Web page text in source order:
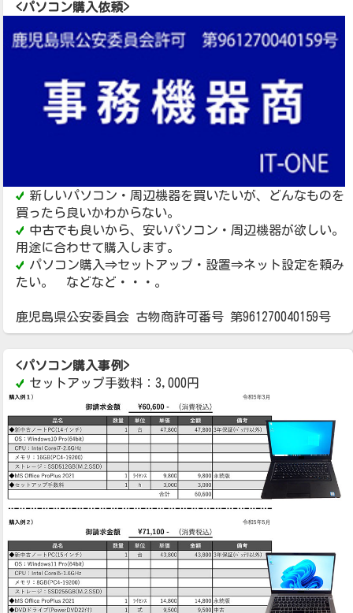
<パソコン購入依頼>
新しいパソコン・周辺機器を買いたいが、どんなものを
買ったら良いかわからない。
中古でも良いから、安いパソコン・周辺機器が欲しい。
用途に合わせて購入します。
パソコン購入⇒セットアップ・設置⇒ネット設定を頼み
たい。 などなど・・・。
鹿児島県公安委員会 古物商許可番号 第961270040159号
<パソコン購入事例>
セットアップ手数料：3,000円